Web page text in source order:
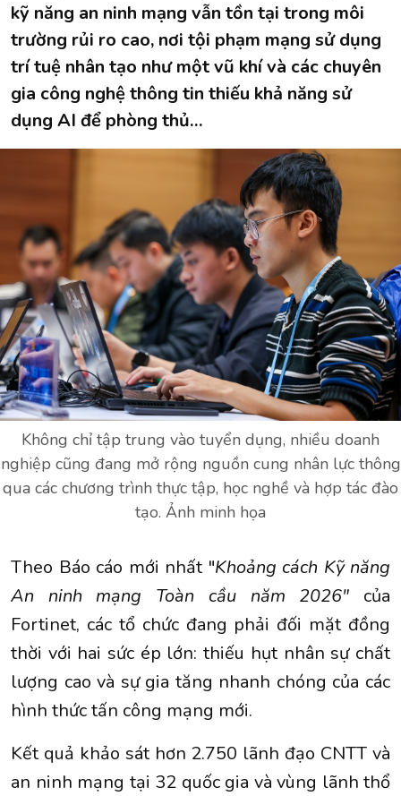
kỹ năng an ninh mạng vẫn tồn tại trong môi
trường rủi ro cao, nơi tội phạm mạng sử dụng
trí tuệ nhân tạo như một vũ khí và các chuyên
gia công nghệ thông tin thiếu khả năng sử
dụng AI để phòng thủ…
Không chỉ tập trung vào tuyển dụng, nhiều doanh
nghiệp cũng đang mở rộng nguồn cung nhân lực thông
qua các chương trình thực tập, học nghề và hợp tác đào
tạo. Ảnh minh họa
Theo Báo cáo mới nhất "Khoảng cách Kỹ năng
An ninh mạng Toàn cầu năm 2026" của
Fortinet, các tổ chức đang phải đối mặt đồng
thời với hai sức ép lớn: thiếu hụt nhân sự chất
lượng cao và sự gia tăng nhanh chóng của các
hình thức tấn công mạng mới.
Kết quả khảo sát hơn 2.750 lãnh đạo CNTT và
an ninh mạng tại 32 quốc gia và vùng lãnh thổ